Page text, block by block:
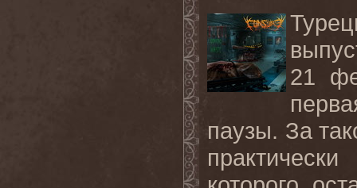
21
паузы. За